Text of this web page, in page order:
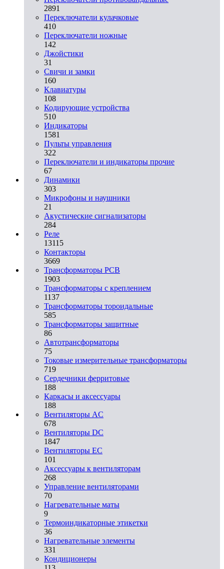
2891
Переключатели кулачковые
410
Переключатели ножные
142
Джойстики
31
Свичи и замки
160
Клавиатуры
108
Кодирующие устройства
510
Индикаторы
1581
Пульты управления
322
Переключатели и индикаторы прочие
67
Динамики
303
Микрофоны и наушники
21
Акустические сигнализаторы
284
Реле
13115
Контакторы
3669
Трансформаторы PCB
1903
Трансформаторы с креплением
1137
Трансформаторы тороидальные
585
Трансформаторы защитные
86
Автотрансформаторы
75
Токовые измерительные трансформаторы
719
Сердечники ферритовые
188
Каркасы и аксессуары
188
Вентиляторы AC
678
Вентиляторы DC
1847
Вентиляторы EC
101
Аксессуары к вентиляторам
268
Управление вентиляторами
70
Нагревательные маты
9
Термоиндикаторные этикетки
36
Нагревательные элементы
331
Кондиционеры